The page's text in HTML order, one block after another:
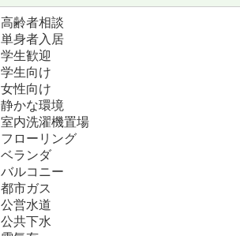
高齢者相談
単身者入居
学生歓迎
学生向け
女性向け
静かな環境
室内洗濯機置場
フローリング
ベランダ
バルコニー
都市ガス
公営水道
公共下水